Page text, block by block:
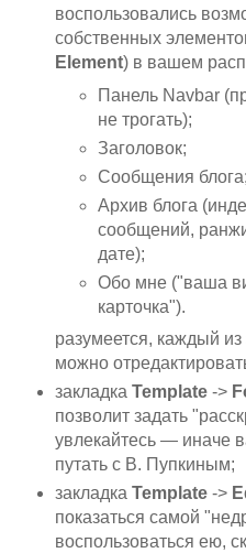
воспользовались
собственных
Element) в вашем
Панель Navbar
не трогать);
Заголовок;
Сообщения блога;
Архив блога
сообщений,
дате);
Обо мне ("ваша
карточка").
разумеется, каждый
можно
закладка Template->
позволит задать
увлекайтесь — иначе
путать с В. Пупкиным;
закладка Template->
показаться самой
воспользоваться ею,